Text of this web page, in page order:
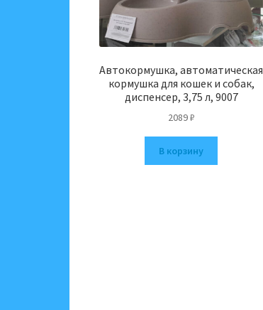
Автокормушка, автоматическая
кормушка для кошек и собак,
диспенсер, 3,75 л, 9007
2089₽
В корзину